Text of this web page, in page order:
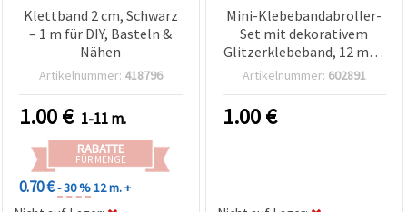
Klettband 2 cm, Schwarz
– 1 m für DIY, Basteln &
Nähen
Artikelnummer: 418796
1.00€ 1-11 m.
RABATTE
FÜR MENGE
0.70 €- 30 %12 m. +
Mini-Klebebandabroller-
Set mit dekorativem
Glitzerklebeband, 12 mm,
gemischte Farben, 9-
Artikelnummer: 602891
1.00€